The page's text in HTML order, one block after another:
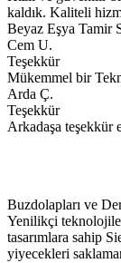
kaldık. Kaliteli
Beyaz Eşya Tamir
Cem U.
Teşekkür
Mükemmel bir
Arda Ç.
Teşekkür
Arkadaşa teşekkür
Buzdolapları ve
Yenilikçi
tasarımlara sahip
yiyecekleri